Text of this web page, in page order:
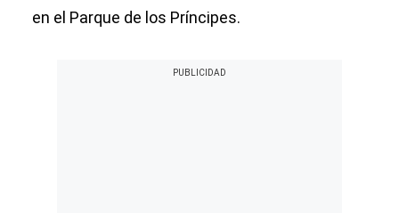
en el Parque de los Príncipes.